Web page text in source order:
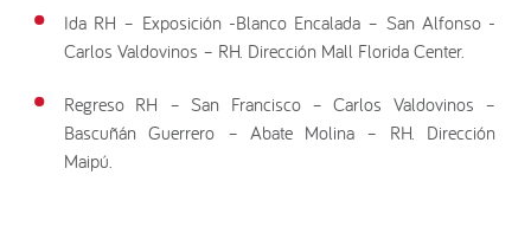
Ida RH – Exposición -Blanco Encalada – San Alfonso -
Carlos Valdovinos – RH. Dirección Mall Florida Center.
Regreso RH – San Francisco – Carlos Valdovinos –
Bascuñán Guerrero – Abate Molina – RH. Dirección
Maipú.